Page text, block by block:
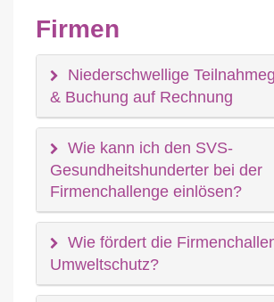
Firmen
Niederschwellige
& Buchung auf Rechnung
Wie kann ich den SVS-
Gesundheitshunderter bei der
Firmenchallenge einlösen?
Wie fördert die
Umweltschutz?